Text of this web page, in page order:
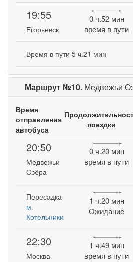
19:55
Егорьевск
0 ч.52 мин
время в пути
Время в пути 5 ч.21 мин
Маршрут №10. Медвежьи
Время
отправления
автобуса
поездки
20:50
Медвежьи
Озёра
0 ч.20 мин
время в пути
Пересадка
м.
Котельники
1 ч.20 мин
Ожидание
22:30
Москва
1 ч.49 мин
время в пути